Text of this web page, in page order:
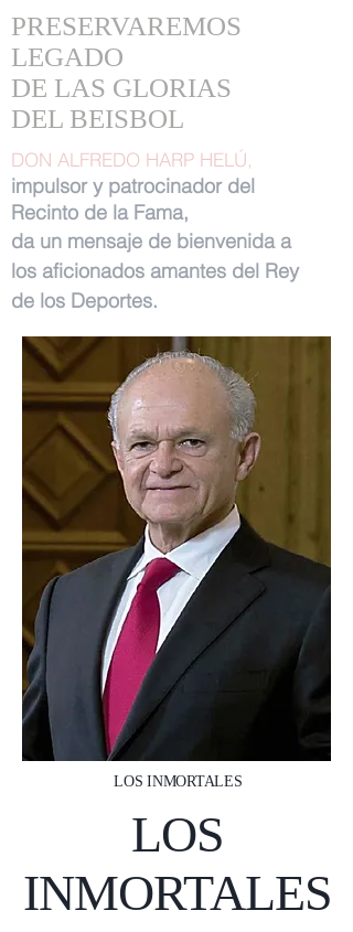
PRESERVAREMOS
LEGADO
DE LAS GLORIAS
DEL BEISBOL
DON ALFREDO HARP HELÚ,
impulsor y patrocinador del
Recinto de la Fama,
da un mensaje de bienvenida a
los aficionados amantes del Rey
de los Deportes.
LOS INMORTALES
LOS
INMORTALES